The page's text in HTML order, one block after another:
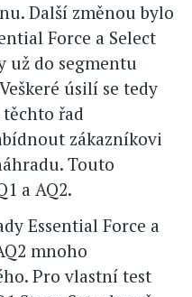
Další změnou bylo
Force a Select
už do segmentu
úsilí se tedy
řad
zákazníkovi
Touto
a AQ2.
Essential Force a
mnoho
Pro vlastní test